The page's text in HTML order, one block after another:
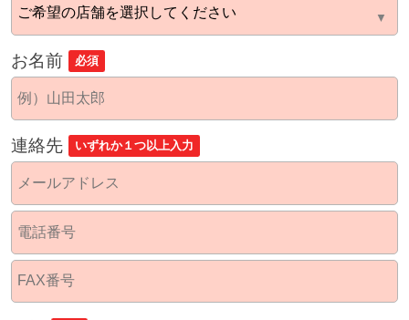
お名前 必須
連絡先 いずれか１つ以上入力